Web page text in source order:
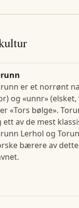
er et norrønt
og «unnr»
«Tors bølge».
ett av de mest
Lerhol og
bærere av